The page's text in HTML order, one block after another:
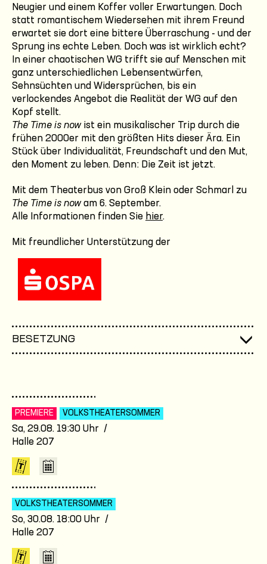
Neugier und einem Koffer voller Erwartungen. Doch
statt romantischem Wiedersehen mit ihrem Freund
erwartet sie dort eine bittere Überraschung - und der
Sprung ins echte Leben. Doch was ist wirklich echt?
In einer chaotischen WG trifft sie auf Menschen mit
ganz unterschiedlichen Lebensentwürfen,
Sehnsüchten und Widersprüchen, bis ein
verlockendes Angebot die Realität der WG auf den
Kopf stellt.
The Time is nowist ein musikalischer Trip durch die
frühen 2000er mit den größten Hits dieser Ära. Ein
Stück über Individualität, Freundschaft und den Mut,
den Moment zu leben. Denn: Die Zeit ist jetzt.
Mit dem Theaterbus von Groß Klein oder Schmarl zu
The Time is nowam 6. September.
Alle Informationen finden Sie hier.
Mit freundlicher Unterstützung der
BESETZUNG
PREMIERE VOLKSTHEATER­SOMMER
Sa, 29.08. 19:30 Uhr /
Halle 207
VOLKSTHEATER­SOMMER
So, 30.08. 18:00 Uhr /
Halle 207